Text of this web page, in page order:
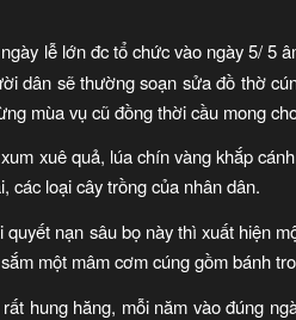
lễ lớn đc tổ chức vào ngày 5/ 5
dân sẽ thường soạn sửa đồ thờ
mùa vụ cũ đồng thời cầu mong
xuê quả, lúa chín vàng khắp
các loại cây trồng của nhân dân.
nạn sâu bọ này thì xuất hiện
một mâm cơm cúng gồm bánh
hung hăng, mỗi năm vào đúng